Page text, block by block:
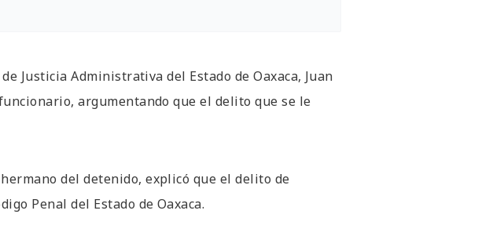
Justicia Administrativa del Estado de Oaxaca, Juan
argumentando que el delito que se le
del detenido, explicó que el delito de
Penal del Estado de Oaxaca.